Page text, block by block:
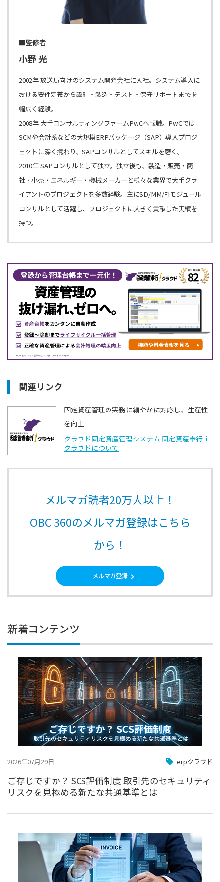
■監修者
小野 光
2002年 放送局向けのシステム開発会社に入社。システム導入に
おける要件定義から設計・製造・テスト・保守サポートまでを
幅広く経験。
2008年 大手コンサルティングファームPwCへ転職。PwCでは
SCMや会計系などの大規模ERPパッケージ（SAP）導入プロジ
ェクトに深く携わり、SAPコンサルとしてスキルを磨く。
2010年 SAPコンサルとして独立。独立後も、製造・販売・商
社・小売・エネルギー・機械メーカーと様々な業界で大手クラ
イアントのプロジェクトを多数経験。主にSD/MM/FIモジュール
コンサルとして活躍し、プロジェクトに大きく貢献した実績を
持つ。
関連リンク
固定資産管理の実務に細やかに対応し、生産性
を向上
クラウド固定資産管理システム 固定資産奉行ｉ
クラウドについて
メルマガ読者20万人以上！
OBC 360のメルマガ登録はこちら
から！
メルマガ登録
新着コンテンツ
2026年07月29日 erpクラウド
ご存じですか？ SCS評価制度 取引先のセキュリティ
リスクを見極める新たな共通基準とは